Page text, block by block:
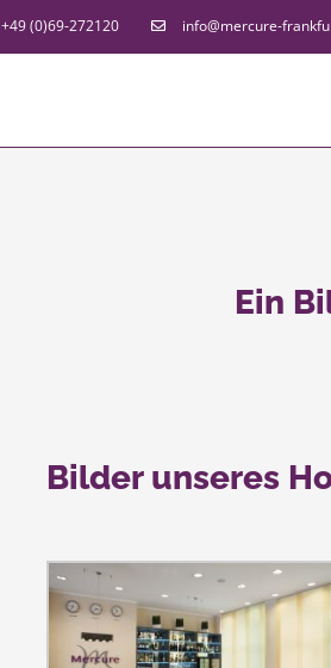
+49 (0)69-272120 info@mercure-
Ein
Bilder unseres